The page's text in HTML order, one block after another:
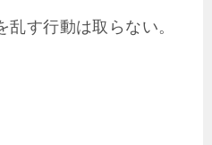
す行動は取らない。